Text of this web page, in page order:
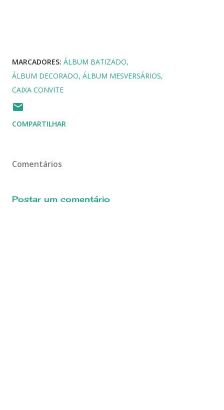
MARCADORES: ÁLBUM BATIZADO
ÁLBUM DECORADO ÁLBUM MESVERSÁRIOS
CAIXA CONVITE
COMPARTILHAR
Comentários
Postar um comentário